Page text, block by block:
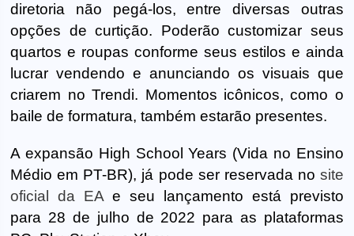
diretoria não pegá-los, entre diversas outras
opções de curtição. Poderão customizar seus
quartos e roupas conforme seus estilos e ainda
lucrar vendendo e anunciando os visuais que
criarem no Trendi. Momentos icônicos, como o
baile de formatura, também estarão presentes.
A expansão High School Years (Vida no Ensino
Médio em PT-BR), já pode ser reservada no site
oficial da EAe seu lançamento está previsto
para 28 de julho de 2022 para as plataformas